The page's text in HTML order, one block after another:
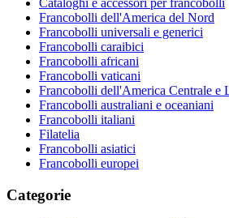
Cataloghi e accessori per francobolli
Francobolli dell'America del Nord
Francobolli universali e generici
Francobolli caraibici
Francobolli africani
Francobolli vaticani
Francobolli dell'America Centrale e
Francobolli australiani e oceaniani
Francobolli italiani
Filatelia
Francobolli asiatici
Francobolli europei
Categorie